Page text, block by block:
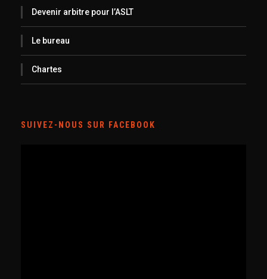
Devenir arbitre pour l’ASLT
Le bureau
Chartes
SUIVEZ-NOUS SUR FACEBOOK